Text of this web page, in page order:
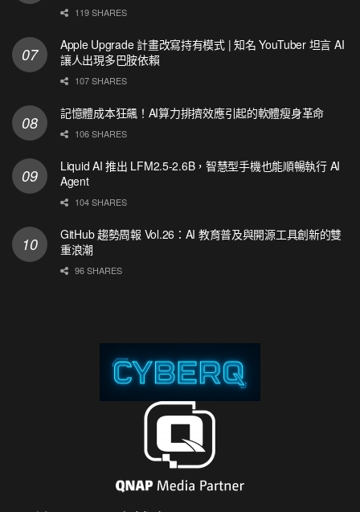
119 SHARES
Apple Upgrade 計畫改寫持有模式 | 知名 YouTuber 坦言 AI
讓人出現多巴胺依賴
107 SHARES
記憶體成本狂飆！AI算力排擠效應引起的軟體瘦身革命
106 SHARES
Liquid AI 推出 LFM2.5-2.6B，智慧型手機也能順暢執行 AI
Agent
104 SHARES
GitHub 趨勢周報 Vol.26：AI 教育普及與開源工具創新的雙
重浪潮
96 SHARES